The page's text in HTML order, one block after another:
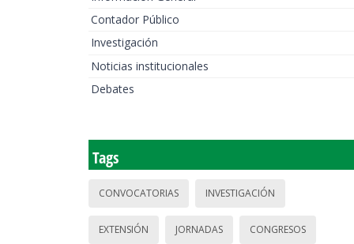
Contador Público
Investigación
Noticias institucionales
Debates
Tags
CONVOCATORIAS INVESTIGACIÓN
EXTENSIÓN JORNADAS CONGRESOS